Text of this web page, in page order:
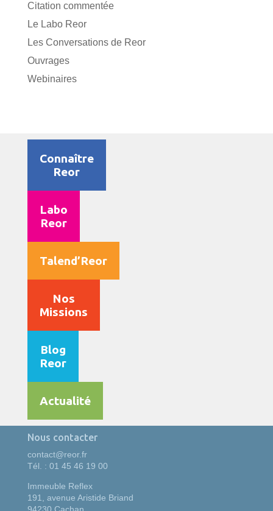
Citation commentée
Le Labo Reor
Les Conversations de Reor
Ouvrages
Webinaires
Connaître
Reor
Labo
Reor
Talend’Reor
Nos
Missions
Blog
Reor
Actualité
Nous contacter
contact@reor.fr
Tél. : 01 45 46 19 00
Immeuble Reflex
191, avenue Aristide Briand
94230 Cachan